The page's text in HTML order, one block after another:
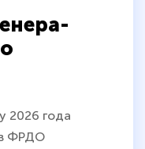
2026 года
в ФРДО